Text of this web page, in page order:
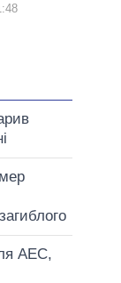
АЕС,